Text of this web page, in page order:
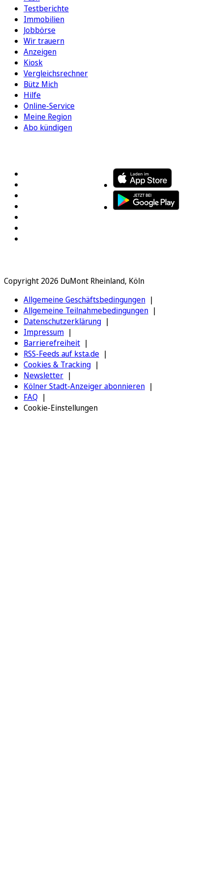
Testberichte
Immobilien
Jobbörse
Wir trauern
Anzeigen
Kiosk
Vergleichsrechner
Bütz Mich
Hilfe
Online-Service
Meine Region
Abo kündigen
Copyright 2026 DuMont Rheinland, Köln
Allgemeine Geschäftsbedingungen
Allgemeine Teilnahmebedingungen
Datenschutzerklärung
Impressum
Barrierefreiheit
RSS-Feeds auf ksta.de
Cookies & Tracking
Newsletter
Kölner Stadt-Anzeiger abonnieren
FAQ
Cookie-Einstellungen